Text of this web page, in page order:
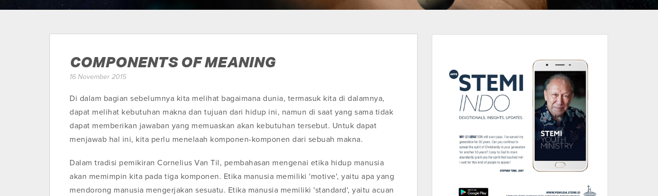
COMPONENTS OF MEANING
16 November 2015
Di dalam bagian sebelumnya kita melihat bagaimana dunia, termasuk kita di dalamnya,
dapat melihat kebutuhan makna dan tujuan dari hidup ini, namun di saat yang sama tidak
dapat memberikan jawaban yang memuaskan akan kebutuhan tersebut. Untuk dapat
menjawab hal ini, kita perlu menelaah komponen-komponen dari sebuah makna.
Dalam tradisi pemikiran Cornelius Van Til, pembahasan mengenai etika hidup manusia
akan memimpin kita pada tiga komponen. Etika manusia memiliki 'motive', yaitu apa yang
mendorong manusia mengerjakan sesuatu. Etika manusia memiliki 'standard', yaitu acuan